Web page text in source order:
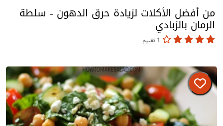
من أفضل الأكلات لزيادة حرق الدهون - سلطة
الرمان بالزبادي
1 تقييم